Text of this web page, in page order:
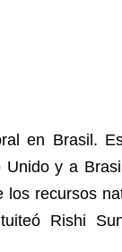
en Brasil.
y a
recursos
Rishi